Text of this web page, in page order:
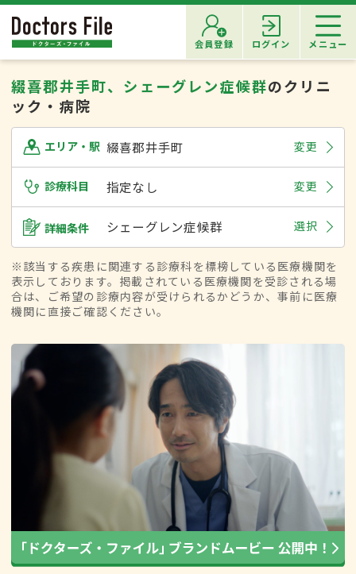
会員登録 ログイン メニュー
綴喜郡井手町、シェーグレン症候群のクリニ
ック・病院
エリア・駅 綴喜郡井手町 変更
診療科目 指定なし 変更
詳細条件 シェーグレン症候群 選択
※該当する疾患に関連する診療科を標榜している医療機関を
表示しております。掲載されている医療機関を受診される場
合は、ご希望の診療内容が受けられるかどうか、事前に医療
機関に直接ご確認ください。